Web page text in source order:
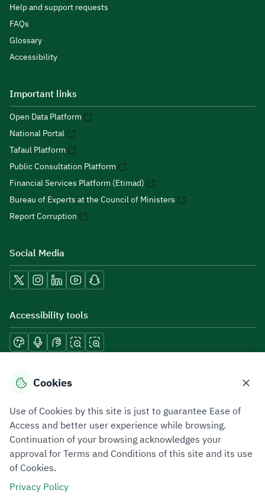
Help and support requests
FAQs
Glossary
Accessibility
Important links
Open Data Platform
National Portal
Tafaul Platform
Public Consultation Platform
Financial Services Platform (Etimad)
Bureau of Experts at the Council of Ministers
Report Corruption
Social Media
Accessibility tools
Download mobile applications
Privacy PolicyTerms of UseSite Map
All rights reserved 2026 © ZATCA.GOV.SA
Developed and Maintained by Zakat, Tax and Customs Authority
Cookies
Use of Cookies by this site is just to guarantee Ease of
Access and better user experience while browsing.
Continuation of your browsing acknowledges your
approval for Terms and Conditions of this site and its use
of Cookies.
Privacy Policy